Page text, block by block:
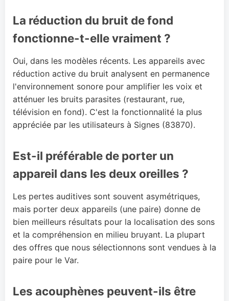
La réduction du bruit de fond
fonctionne-t-elle vraiment ?
Oui, dans les modèles récents. Les appareils avec
réduction active du bruit analysent en permanence
l'environnement sonore pour amplifier les voix et
atténuer les bruits parasites (restaurant, rue,
télévision en fond). C'est la fonctionnalité la plus
appréciée par les utilisateurs à Signes (83870).
Est-il préférable de porter un
appareil dans les deux oreilles ?
Les pertes auditives sont souvent asymétriques,
mais porter deux appareils (une paire) donne de
bien meilleurs résultats pour la localisation des sons
et la compréhension en milieu bruyant. La plupart
des offres que nous sélectionnons sont vendues à la
paire pour le Var.
Les acouphènes peuvent-ils être